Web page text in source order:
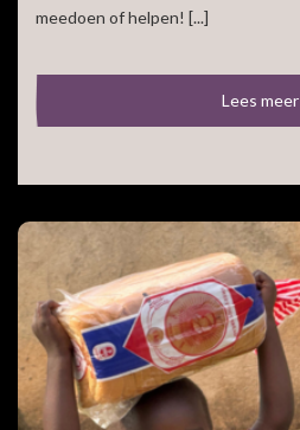
meedoen of helpen! [...]
Lees meer